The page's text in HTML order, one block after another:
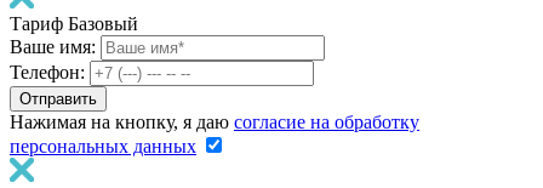
Тариф Базовый
Ваше имя:
Телефон:
Нажимая на кнопку, я даю согласие на обработку
персональных данных